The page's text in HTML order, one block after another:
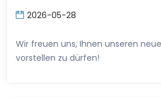
2026-05-28
Wir freuen uns, Ihnen unseren
vorstellen zu dürfen!